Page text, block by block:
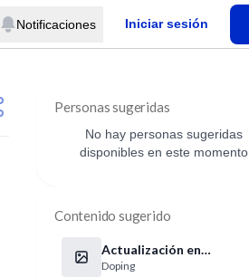
Notificaciones Iniciar sesión
Personas sugeridas
No hay personas sugeridas
disponibles en este momento
Contenido sugerido
Actualización en
Prevención y Control
Doping